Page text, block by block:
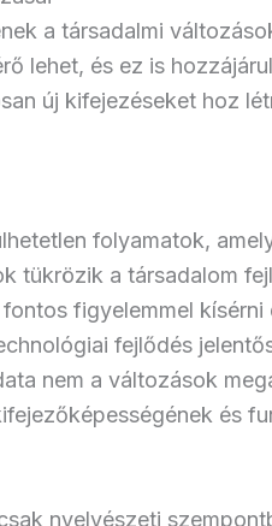
a társadalmi
lehet, és ez is
új kifejezéseket hoz
folyamatok,
tükrözik a társadalom
figyelemmel kísérni
fejlődés
nem a változások
és
nyelvészeti